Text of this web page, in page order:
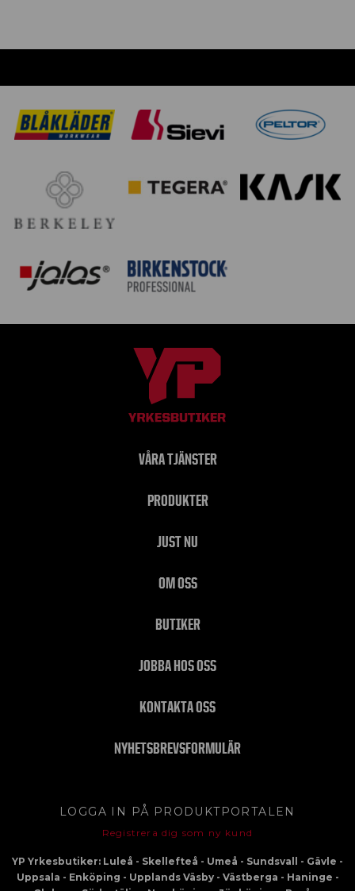
VÅRA TJÄNSTER
PRODUKTER
JUST NU
OM OSS
BUTIKER
JOBBA HOS OSS
KONTAKTA OSS
NYHETSBREVSFORMULÄR
LOGGA IN PÅ PRODUKTPORTALEN
Registrera dig som ny kund
YP Yrkesbutiker: Luleå - Skellefteå - Umeå - Sundsvall - Gävle -
Uppsala - Enköping - Upplands Väsby - Västberga - Haninge -